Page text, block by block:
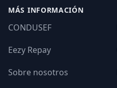
MÁS INFORMACIÓN
CONDUSEF
Eezy Repay
Sobre nosotros